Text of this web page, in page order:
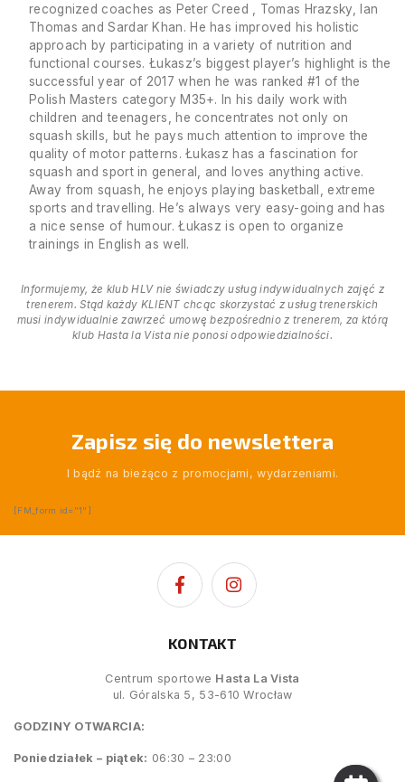
recognized coaches as Peter Creed , Tomas Hrazsky, Ian
Thomas and Sardar Khan. He has improved his holistic
approach by participating in a variety of nutrition and
functional courses. Łukasz’s biggest player’s highlight is the
successful year of 2017 when he was ranked #1 of the
Polish Masters category M35+. In his daily work with
children and teenagers, he concentrates not only on
squash skills, but he pays much attention to improve the
quality of motor patterns. Łukasz has a fascination for
squash and sport in general, and loves anything active.
Away from squash, he enjoys playing basketball, extreme
sports and travelling. He’s always very easy-going and has
a nice sense of humour. Łukasz is open to organize
trainings in English as well.
Informujemy, że klub HLV nie świadczy usług indywidualnych zajęć z
trenerem. Stąd każdy KLIENT chcąc skorzystać z usług trenerskich
musi indywidualnie zawrzeć umowę bezpośrednio z trenerem, za którą
klub Hasta la Vista nie ponosi odpowiedzialności.
Zapisz się do newslettera
I bądź na bieżąco z promocjami, wydarzeniami.
[FM_form id="1"]
KONTAKT
Centrum sportowe Hasta La Vista
ul. Góralska 5, 53-610 Wrocław
GODZINY OTWARCIA:
Poniedziałek – piątek: 06:30 – 23:00